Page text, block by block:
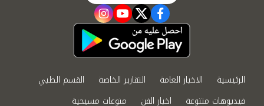
facebook
twitter
youtube
instagram
الرئيسية الاخبار العامة التقارير الخاصة
القسم الطبي
فيديوهات متنوعة
اخبار الفن
منوعات مسيحية